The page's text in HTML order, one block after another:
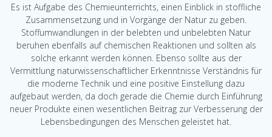
Es ist Aufgabe des Chemieunterrichts, einen Einblick in stoffliche
Zusammensetzung und in Vorgänge der Natur zu geben.
Stoffumwandlungen in der belebten und unbelebten Natur
beruhen ebenfalls auf chemischen Reaktionen und sollten als
solche erkannt werden können. Ebenso sollte aus der
Vermittlung naturwissenschaftlicher Erkenntnisse Verständnis für
die moderne Technik und eine positive Einstellung dazu
aufgebaut werden, da doch gerade die Chemie durch Einführung
neuer Produkte einen wesentlichen Beitrag zur Verbesserung der
Lebensbedingungen des Menschen geleistet hat.